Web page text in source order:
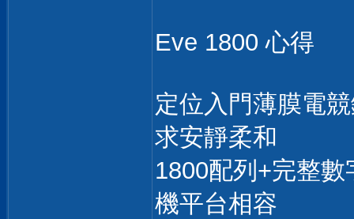
Eve 1800 心得
定位入門薄膜電
求安靜柔和
1800配列+完整
機平台相容